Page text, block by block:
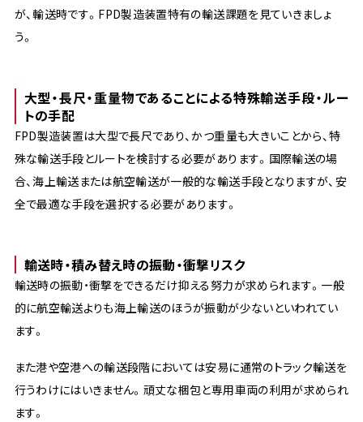
が、輸送時です。FPD製造装置特有の輸送課題を見ていきましょ
う。
大型・長尺・重量物であることによる特殊輸送手段・ルー
トの手配
FPD製造装置は大型で長尺であり、かつ重量も大きいことから、特
殊な輸送手段とルートを検討する必要があります。国際輸送の場
合、海上輸送または航空輸送が一般的な輸送手段となりますが、安
全で最適な手段を選択する必要があります。
輸送時・積み替え時の振動・衝撃リスク
輸送時の振動・衝撃をできるだけ抑える努力が求められます。一般
的に航空輸送よりも海上輸送のほうが振動が少ないといわれてい
ます。
また港や空港への輸送段階においては安易に通常のトラック輸送を
行うわけにはいきません。頑丈な梱包と専用車両の利用が求められ
ます。